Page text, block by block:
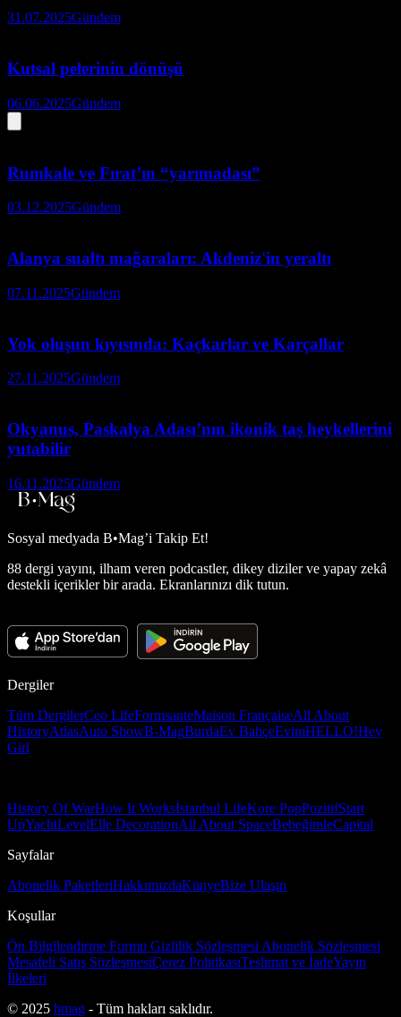
31.07.2025Gündem
Kutsal pelerinin dönüşü
06.06.2025Gündem
Rumkale ve Fırat’ın “yarımadası”
03.12.2025Gündem
Alanya sualtı mağaraları: Akdeniz'in yeraltı
07.11.2025Gündem
Yok oluşun kıyısında: Kaçkarlar ve Karçallar
27.11.2025Gündem
Okyanus, Paskalya Adası’nın ikonik taş heykellerini
yutabilir
16.11.2025Gündem
Sosyal medyada B•Mag’i Takip Et!
88 dergi yayını, ilham veren podcastler, dikey diziler ve yapay zekâ
destekli içerikler bir arada. Ekranlarınızı dik tutun.
Dergiler
Tüm DergilerCeo LifeFormsanteMaison FrançaiseAll About
HistoryAtlasAuto ShowB-MagBurdaEv BahçeEvimHELLO!Hey
Girl
History Of WarHow It Worksİstanbul LifeKore PopPozitifStart
UpYachtLevelElle DecorationAll About SpaceBebeğimleCapital
Sayfalar
Abonelik PaketleriHakkımızdaKünyeBize Ulaşın
Koşullar
Ön Bilgilendirme Formu Gizlilik Sözleşmesi Abonelik Sözleşmesi
Mesafeli Satış SözleşmesiÇerez PolitikasıTeslimat ve İadeYayın
İlkeleri
© 2025 bmag - Tüm hakları saklıdır.